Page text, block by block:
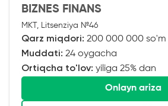
BIZNES FINANS
MKT, Litsenziya №46
Qarz miqdori: 200 000 000 so'm
Muddati: 24 oygacha
Ortiqcha to'lov: yiliga 25% dan
Onlayn ariza